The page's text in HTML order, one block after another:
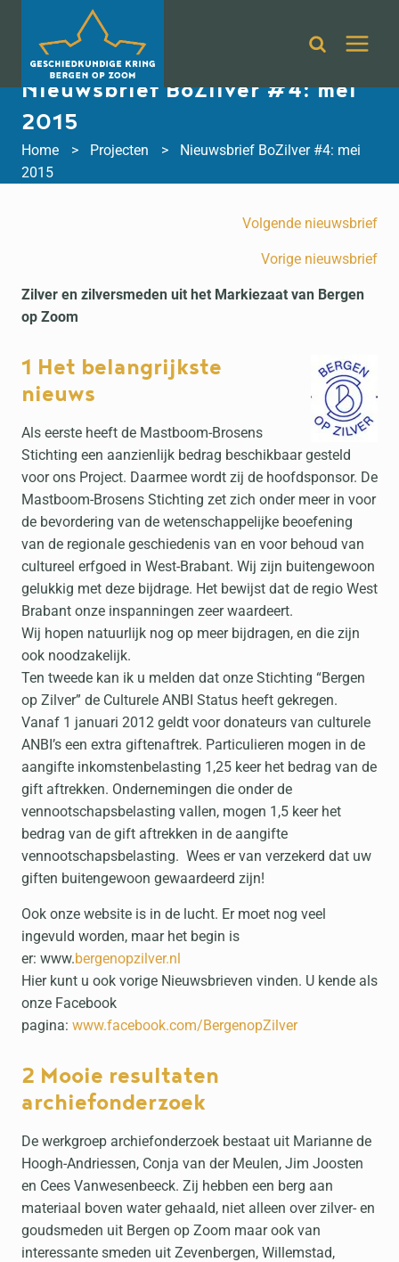
inhoud
Nieuwsbrief BoZilver #4: mei
2015
Home Projecten
Nieuwsbrief BoZilver #4: mei
2015
Volgende nieuwsbrief
Vorige nieuwsbrief
Zilver en zilversmeden uit het Markiezaat van Bergen
op Zoom
1 Het belangrijkste
nieuws
Als eerste heeft de Mastboom-Brosens
Stichting een aanzienlijk bedrag beschikbaar gesteld
voor ons Project. Daarmee wordt zij de hoofdsponsor. De
Mastboom-Brosens Stichting zet zich onder meer in voor
de bevordering van de wetenschappelijke beoefening
van de regionale geschiedenis van en voor behoud van
cultureel erfgoed in West-Brabant. Wij zijn buitengewoon
gelukkig met deze bijdrage. Het bewijst dat de regio West
Brabant onze inspanningen zeer waardeert.
Wij hopen natuurlijk nog op meer bijdragen, en die zijn
ook noodzakelijk.
Ten tweede kan ik u melden dat onze Stichting “Bergen
op Zilver” de Culturele ANBI Status heeft gekregen.
Vanaf 1 januari 2012 geldt voor donateurs van culturele
ANBI’s een extra giftenaftrek. Particulieren mogen in de
aangifte inkomstenbelasting 1,25 keer het bedrag van de
gift aftrekken. Ondernemingen die onder de
vennootschapsbelasting vallen, mogen 1,5 keer het
bedrag van de gift aftrekken in de aangifte
vennootschapsbelasting. Wees er van verzekerd dat uw
giften buitengewoon gewaardeerd zijn!
Ook onze website is in de lucht. Er moet nog veel
ingevuld worden, maar het begin is
er: www.bergenopzilver.nl
Hier kunt u ook vorige Nieuwsbrieven vinden. U kende als
onze Facebook
pagina: www.facebook.com/BergenopZilver
2 Mooie resultaten
archiefonderzoek
De werkgroep archiefonderzoek bestaat uit Marianne de
Hoogh-Andriessen, Conja van der Meulen, Jim Joosten
en Cees Vanwesenbeeck. Zij hebben een berg aan
materiaal boven water gehaald, niet alleen over zilver- en
goudsmeden uit Bergen op Zoom maar ook van
interessante smeden uit Zevenbergen, Willemstad,